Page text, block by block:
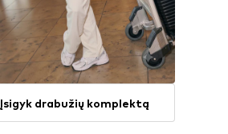
Įsigyk drabužių komplektą